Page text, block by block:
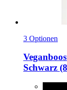
3 Optionen
Schwarz